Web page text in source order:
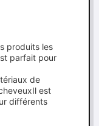
produits les
parfait pour
de
est
différents